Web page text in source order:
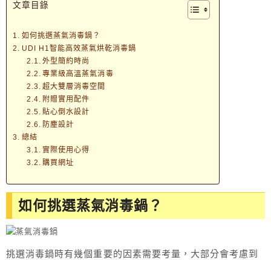
文章目錄
如何挑選蒸氣消毒鍋？
UDI H1智能高效蒸氣烘乾消毒鍋
外型簡約時尚
專業級高溫蒸氣消毒
超大雙層消毒空間
附贈實用配件
貼心倒水設計
防塵設計
總結
實際使用心得
購買網址
如何挑選蒸氣消毒鍋？
挑選消毒鍋時有幾個重要的因素需要考量，大部分會考慮到